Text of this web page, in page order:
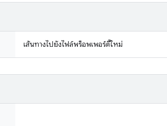
เส้นทางไปยังไฟล์พร็อพเพอร์ตี้ใหม่